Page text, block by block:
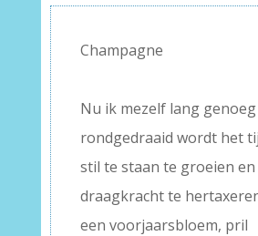
Champagne
Nu ik mezelf lang
rondgedraaid wordt het
stil te staan te groeien en
draagkracht te
een voorjaarsbloem, pril